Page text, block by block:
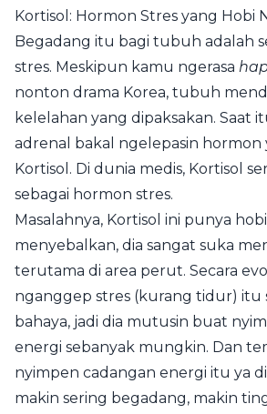
Kortisol: Hormon Stres yang Hobi
Begadang itu bagi tubuh adalah
stres. Meskipun kamu ngerasa
nonton drama Korea, tubuh
kelelahan yang dipaksakan. Saat
adrenal bakal ngelepasin hormon
Kortisol. Di dunia medis, Kortisol
sebagai hormon stres.
Masalahnya, Kortisol ini punya
menyebalkan, dia sangat suka
terutama di area perut. Secara
nganggep stres (kurang tidur) itu
bahaya, jadi dia mutusin buat
energi sebanyak mungkin. Dan
nyimpen cadangan energi itu ya
makin sering begadang, makin